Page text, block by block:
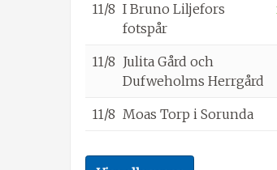
11/8 I Bruno Liljefors
fotspår
11/8 Julita Gård och
Dufweholms Herrgård
11/8 Moas Torp i Sorunda